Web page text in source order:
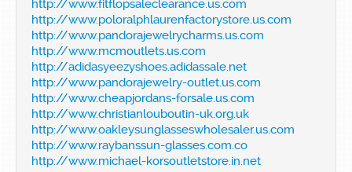
http://www.fitflopsaleclearance.us.com
http://www.poloralphlaurenfactorystore.us.com
http://www.pandorajewelrycharms.us.com
http://www.mcmoutlets.us.com
http://adidasyeezyshoes.adidassale.net
http://www.pandorajewelry-outlet.us.com
http://www.cheapjordans-forsale.us.com
http://www.christianlouboutin-uk.org.uk
http://www.oakleysunglasseswholesaler.us.com
http://www.raybanssun-glasses.com.co
http://www.michael-korsoutletstore.in.net